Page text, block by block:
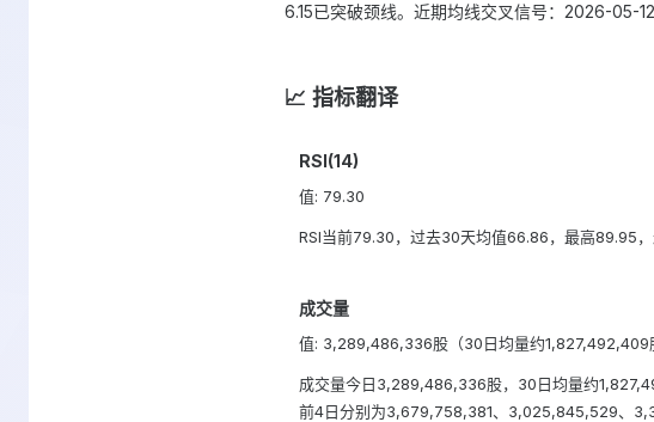
6.15已突破颈线。近期均线交叉信号：2026-05-
📈 指标翻译
RSI(14)
值: 79.30
RSI当前79.30，过去30天均值66.86，最高89.95
成交量
值: 3,289,486,336股（30日均量约1,827,492,409
成交量今日3,289,486,336股，30日均量约
前4日分别为3,679,758,381、3,025,845,529、